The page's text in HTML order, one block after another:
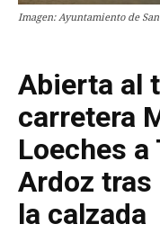
Imagen: Ayuntamiento de
Abierta al
carretera
Loeches a
Ardoz
la calzada